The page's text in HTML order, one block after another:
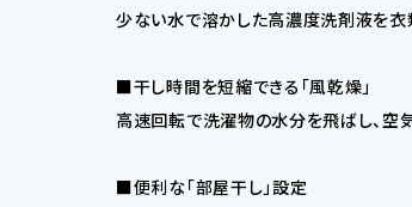
少ない水で溶かした高濃度洗剤液を衣
■干し時間を短縮できる「風乾燥」
高速回転で洗濯物の水分を飛ばし、空
■便利な「部屋干し」設定